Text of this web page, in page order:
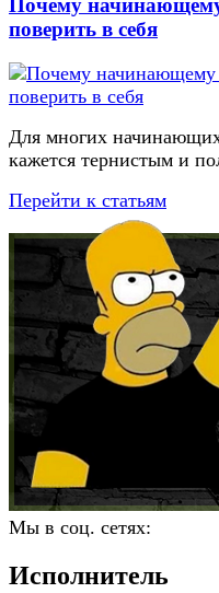
Почему
поверить в себя
Для многих
кажется тернистым и
Перейти к статьям
Мы в соц. сетях:
Исполнитель